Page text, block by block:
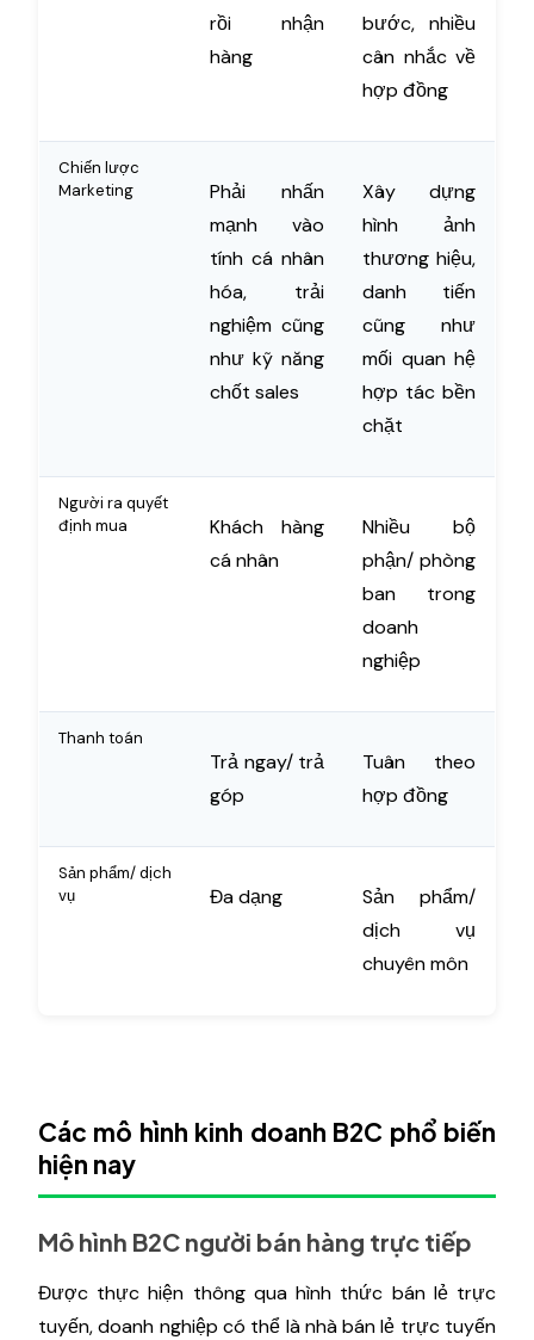
rồi nhận
hàng
bước, nhiều
cân nhắc về
hợp đồng
Chiến lược
Marketing
Phải nhấn
mạnh vào
tính cá nhân
hóa, trải
nghiệm cũng
như kỹ năng
chốt sales
Xây dựng
hình ảnh
thương hiệu,
danh tiến
cũng như
mối quan hệ
hợp tác bền
chặt
Người ra quyết
định mua
Khách hàng
cá nhân
Nhiều bộ
phận/ phòng
ban trong
doanh
nghiệp
Thanh toán
Trả ngay/ trả
góp
Tuân theo
hợp đồng
Sản phẩm/ dịch
vụ
Đa dạng
Sản phẩm/
dịch vụ
chuyên môn
Các mô hình kinh doanh B2C phổ biến
hiện nay
Mô hình B2C người bán hàng trực tiếp
Được thực hiện thông qua hình thức bán lẻ trực
tuyến, doanh nghiệp có thể là nhà bán lẻ trực tuyến